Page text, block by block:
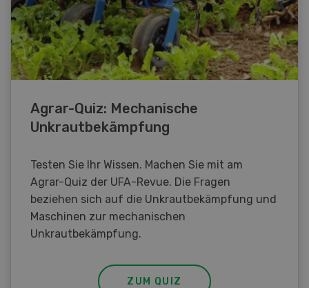
Agrar-Quiz: Mechanische
Unkrautbekämpfung
Testen Sie Ihr Wissen. Machen Sie mit am
Agrar-Quiz der UFA-Revue. Die Fragen
beziehen sich auf die Unkrautbekämpfung und
Maschinen zur mechanischen
Unkrautbekämpfung.
ZUM QUIZ